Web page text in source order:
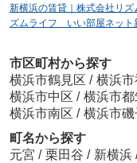
新横浜の賃貸｜株式会社リ
ズムライフ いい部屋ネット
市区町村から探す
横浜市鶴見区 / 横浜
横浜市中区 / 横浜市都
横浜市南区 / 横浜市磯
町名から探す
元宮 / 栗田谷 / 新横浜